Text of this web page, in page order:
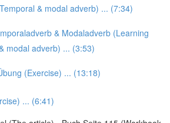
& modal adverb) ... (7:34)
& Modaladverb (Learning
modal adverb) ... (3:53)
(Exercise) ... (13:18)
... (6:41)